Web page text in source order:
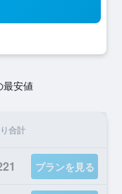
最安値
合計
プランを見る